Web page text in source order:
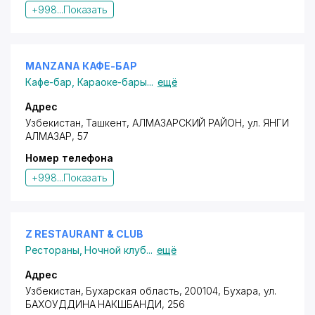
+998...Показать
MANZANA КАФЕ-БАР
Кафе-бар Караоке-бары... ещё
Адрес
Узбекистан, Ташкент, АЛМАЗАРСКИЙ РАЙОН,ул. ЯНГИ
АЛМАЗАР, 57
Номер телефона
+998...Показать
Z RESTAURANT & CLUB
Рестораны ,Ночной клуб... ещё
Адрес
Узбекистан, Бухарская область, 200104, Бухара, ул.
БАХОУДДИНА НАКШБАНДИ, 256